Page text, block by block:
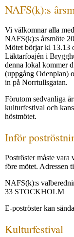
NAFS(k):s
Vi välkomnar alla
NAFS(k):s årsmöte
Mötet börjar kl 13.13
Läktarfoajén i
denna lokal kommer
(uppgång Odenplan)
in på Norrtullsgatan.
Förutom sedvanliga
kulturfestival och
höstmötet.
Inför
Poströster måste
före mötet. Adressen
NAFS(k):s
33 STOCKHOLM
E-poströster kan
Kulturfestival